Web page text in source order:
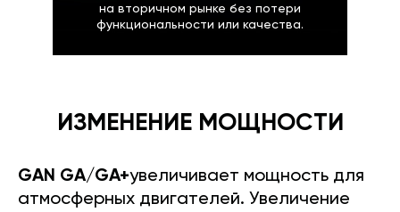
на вторичном рынке без потери
функциональности или качества.
ИЗМЕНЕНИЕ МОЩНОСТИ
GAN GA/GA+увеличивает мощность для
атмосферных двигателей. Увеличение